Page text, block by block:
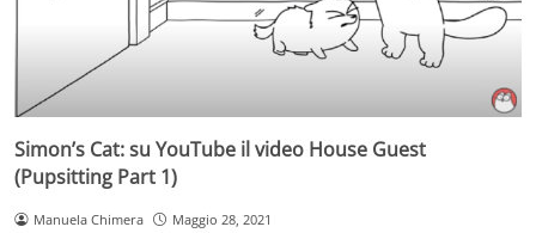
Simon’s Cat: su YouTube il video House Guest
(Pupsitting Part 1)
Manuela Chimera Maggio 28, 2021